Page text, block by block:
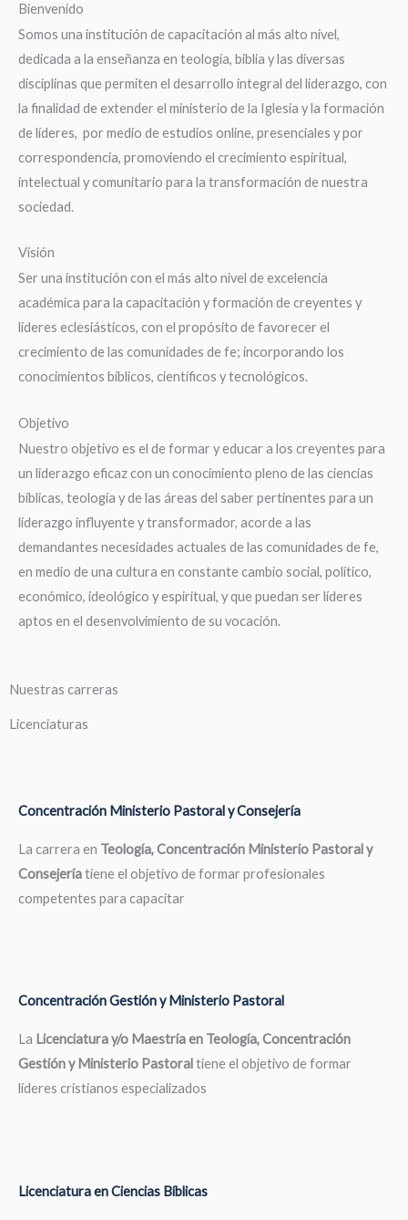
Bienvenido
Somos una institución de capacitación al más alto nivel,
dedicada a la enseñanza en teología, biblia y las diversas
disciplinas que permiten el desarrollo integral del liderazgo, con
la finalidad de extender el ministerio de la Iglesia y la formación
de líderes, por medio de estudios online, presenciales y por
correspondencia, promoviendo el crecimiento espiritual,
intelectual y comunitario para la transformación de nuestra
sociedad.
Visión
Ser una institución con el más alto nivel de excelencia
académica para la capacitación y formación de creyentes y
líderes eclesiásticos, con el propósito de favorecer el
crecimiento de las comunidades de fe; incorporando los
conocimientos bíblicos, científicos y tecnológicos.
Objetivo
Nuestro objetivo es el de formar y educar a los creyentes para
un liderazgo eficaz con un conocimiento pleno de las ciencias
bíblicas, teología y de las áreas del saber pertinentes para un
liderazgo influyente y transformador, acorde a las
demandantes necesidades actuales de las comunidades de fe,
en medio de una cultura en constante cambio social, político,
económico, ideológico y espiritual, y que puedan ser líderes
aptos en el desenvolvimiento de su vocación.
Nuestras carreras
Licenciaturas
Concentración Ministerio Pastoral y Consejería
La carrera en Teología, Concentración Ministerio Pastoral y
Consejeríatiene el objetivo de formar profesionales
competentes para capacitar
Concentración Gestión y Ministerio Pastoral
La Licenciatura y/o Maestría en Teología, Concentración
Gestión y Ministerio Pastoraltiene el objetivo de formar
líderes cristianos especializados
Licenciatura en Ciencias Bíblicas